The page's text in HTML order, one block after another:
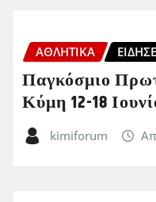
ΑΘΛΗΤΙΚΑ
Παγκόσμιο
Κύμη 12-18
kimiforum